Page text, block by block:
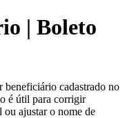
| Boleto
beneficiário cadastrado no
é útil para corrigir
ou ajustar o nome de